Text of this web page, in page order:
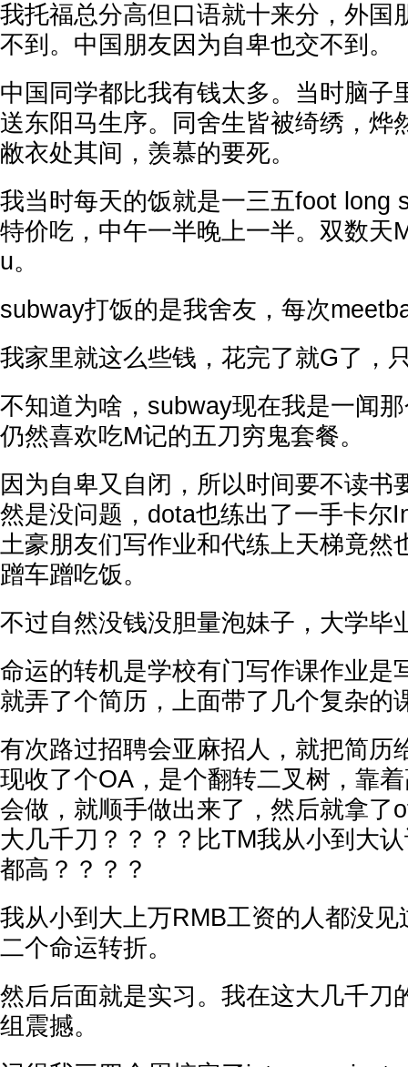
我托福总分高但口语就十来分，外国
不到。中国朋友因为自卑也交不到。
中国同学都比我有钱太多。当时脑子
送东阳马生序。同舍生皆被绮绣，烨
敝衣处其间，羡慕的要死。
我当时每天的饭就是一三五foot long
特价吃，中午一半晚上一半。双数天
u。
subway打饭的是我舍友，每次
我家里就这么些钱，花完了就G了，
不知道为啥，subway现在我是一闻
仍然喜欢吃M记的五刀穷鬼套餐。
因为自卑又自闭，所以时间要不读书
然是没问题，dota也练出了一手卡尔
土豪朋友们写作业和代练上天梯竟然
蹭车蹭吃饭。
不过自然没钱没胆量泡妹子，大学毕
命运的转机是学校有门写作课作业是
就弄了个简历，上面带了几个复杂的
有次路过招聘会亚麻招人，就把简历
现收了个OA，是个翻转二叉树，靠
会做，就顺手做出来了，然后就拿了
大几千刀？？？？比TM我从小到大
都高？？？？
我从小到大上万RMB工资的人都没
二个命运转折。
然后后面就是实习。我在这大几千刀
组震撼。